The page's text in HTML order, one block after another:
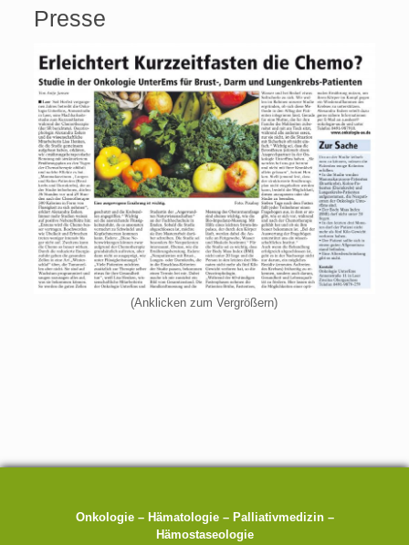
Presse
(Anklicken zum Vergrößern)
Onkologie – Hämatologie – Palliativmedizin –
Hämostaseologie